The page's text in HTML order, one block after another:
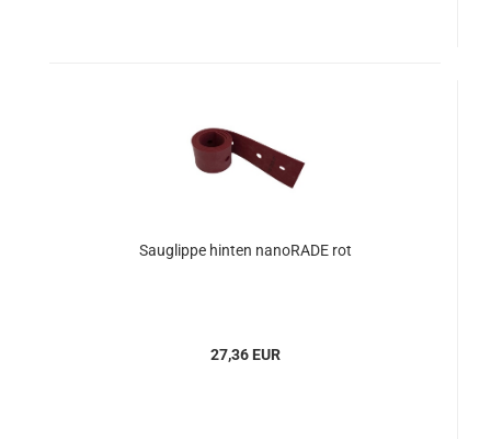
Sauglippe hinten nanoRADE rot
27,36 EUR